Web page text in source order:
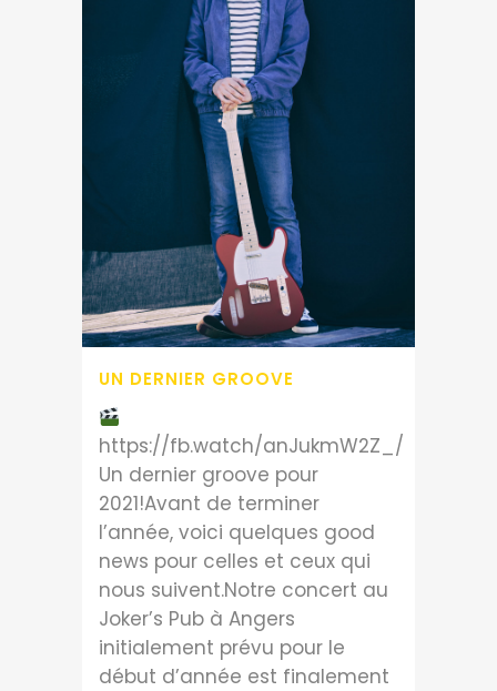
UN DERNIER GROOVE
https://fb.watch/anJukmW2Z_/
Un dernier groove pour
2021!Avant de terminer
l’année, voici quelques good
news pour celles et ceux qui
nous suivent.Notre concert au
Joker’s Pub à Angers
initialement prévu pour le
début d’année est finalement